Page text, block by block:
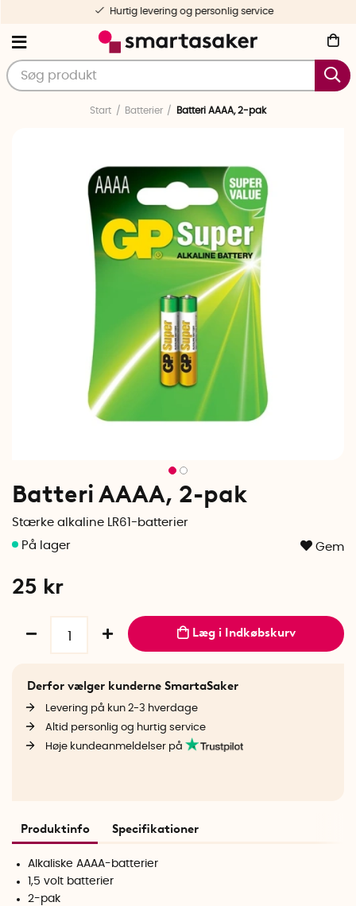
Hurtig levering og personlig service
Start Batterier Batteri AAAA, 2-pak
Batteri AAAA, 2-pak
Stærke alkaline LR61-batterier
Gem
25 kr
Læg i Indkøbskurv
Derfor vælger kunderne SmartaSaker
Levering på kun 2-3 hverdage
Altid personlig og hurtig service
Høje kundeanmeldelser på
Produktinfo Specifikationer
Alkaliske AAAA-batterier
1,5 volt batterier
2-pak